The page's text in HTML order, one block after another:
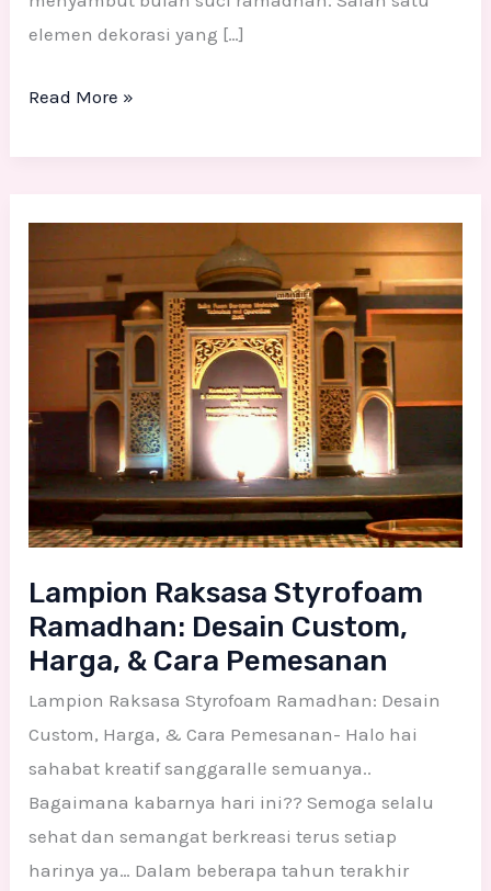
elemen dekorasi yang […]
Read More »
Lampion Raksasa Styrofoam
Ramadhan: Desain Custom,
Harga, & Cara Pemesanan
Lampion Raksasa Styrofoam Ramadhan: Desain
Custom, Harga, & Cara Pemesanan- Halo hai
sahabat kreatif sanggaralle semuanya..
Bagaimana kabarnya hari ini?? Semoga selalu
sehat dan semangat berkreasi terus setiap
harinya ya… Dalam beberapa tahun terakhir
Raksasa
Styrofoam
Ramadhan:
Desain
Harga,
&
Cara
Pemesanan